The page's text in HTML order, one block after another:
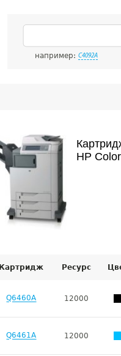
например: C4092A
HP
Картридж Ресурс
Q6460A 12000
Q6461A 12000